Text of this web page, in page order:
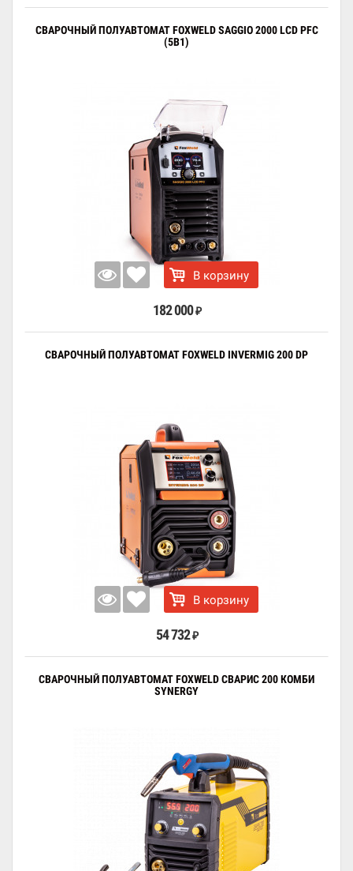
СВАРОЧНЫЙ ПОЛУАВТОМАТ FOXWELD SAGGIO 2000 LCD PFC
(5В1)
В корзину
182 000 ₽
СВАРОЧНЫЙ ПОЛУАВТОМАТ FOXWELD INVERMIG 200 DP
В корзину
54 732 ₽
СВАРОЧНЫЙ ПОЛУАВТОМАТ FOXWELD СВАРИС 200 КОМБИ
SYNERGY